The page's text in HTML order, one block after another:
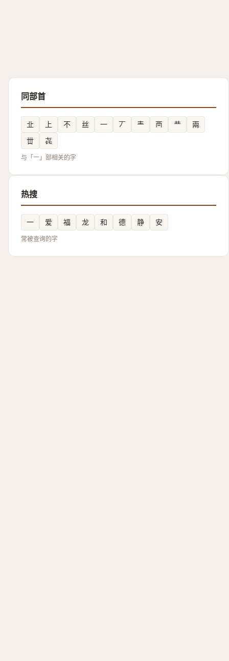
同部首
㐀 上 不 丝 一 丆 龶 襾 龷
兩
丗
㐂
与「一」部相关的字
热搜
一 爱 福 龙 和 德 静 安
常被查询的字